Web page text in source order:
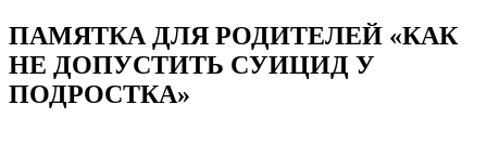
ПАМЯТКА ДЛЯ РОДИТЕЛЕЙ «КАК
НЕ ДОПУСТИТЬ СУИЦИД У
ПОДРОСТКА»